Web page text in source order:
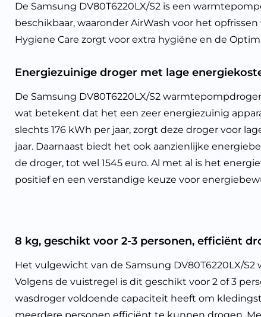
De Samsung DV80T6220LX/S2 is een
beschikbaar, waaronder AirWash voor het
Hygiene Care zorgt voor extra hygiëne en de
Energiezuinige droger met lage
De Samsung DV80T6220LX/S2
wat betekent dat het een zeer energiezuinig
slechts 176 kWh per jaar, zorgt deze droger voor
jaar. Daarnaast biedt het ook aanzienlijke
de droger, tot wel 1545 euro. Al met al is het
positief en een verstandige keuze voor
8 kg, geschikt voor 2-3 personen, efficiënt
Het vulgewicht van de Samsung DV80T6220LX/
Volgens de vuistregel is dit geschikt voor 2 of 3
wasdroger voldoende capaciteit heeft om